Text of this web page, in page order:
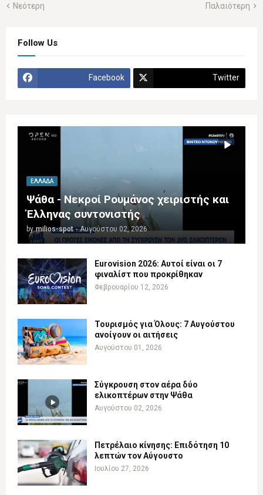
Νεότερη Παλαιότερη
Follow Us
Facebook Twitter
ΕΛΛΆΔΑ
Ψάθα - Νεκροί Ρουμάνος χειριστής και
Έλληνας συντονιστής
by milios-spot - Αυγούστου 02, 2026
Eurovision 2026: Αυτοί είναι οι 7
φιναλίστ που προκρίθηκαν
Φεβρουαρίου 12, 2026
Τουρισμός για Όλους: 7 Αυγούστου
ανοίγουν οι αιτήσεις
Αυγούστου 01, 2026
Σύγκρουση στον αέρα δύο
ελικοπτέρων στην Ψάθα
Αυγούστου 02, 2026
Πετρέλαιο κίνησης: Επιδότηση 10
λεπτών τον Αύγουστο
Ιουλίου 27, 2026